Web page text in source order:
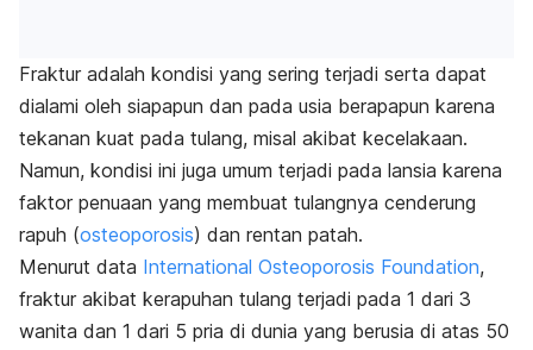
Fraktur adalah kondisi yang sering terjadi serta dapat
dialami oleh siapapun dan pada usia berapapun karena
tekanan kuat pada tulang, misal akibat kecelakaan.
Namun, kondisi ini juga umum terjadi pada lansia karena
faktor penuaan yang membuat tulangnya cenderung
rapuh (osteoporosis) dan rentan patah.
Menurut data International Osteoporosis Foundation,
fraktur akibat kerapuhan tulang terjadi pada 1 dari 3
wanita dan 1 dari 5 pria di dunia yang berusia di atas 50